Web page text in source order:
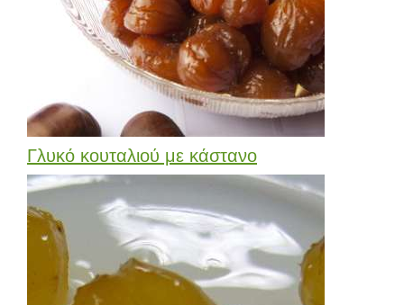
Γλυκό κουταλιού με κάστανο